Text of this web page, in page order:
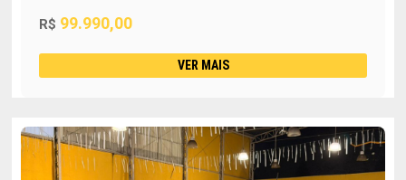
R$ 99.990,00
VER MAIS